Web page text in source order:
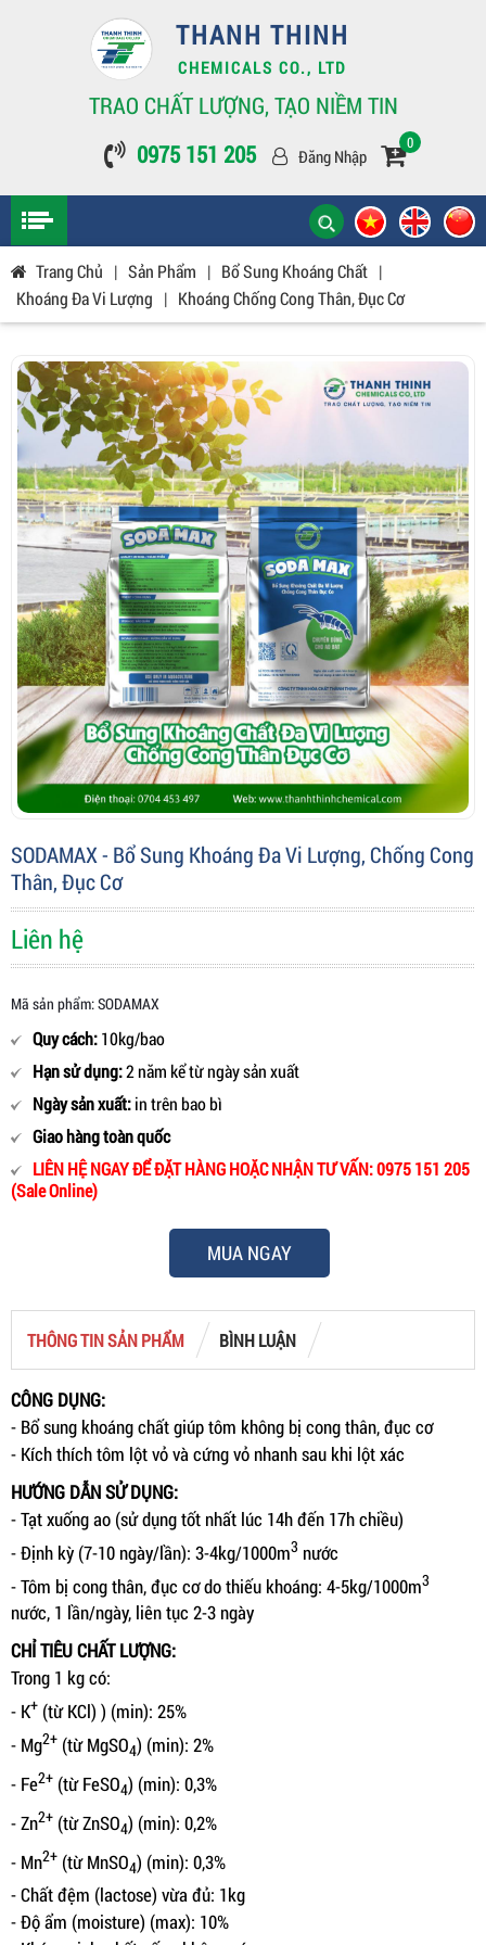
THANH THINH
CHEMICALS CO., LTD
TRAO CHẤT LƯỢNG, TẠO NIỀM TIN
0975 151 205
Đăng Nhập
0
Trang Chủ | Sản Phẩm | Bổ Sung Khoáng Chất |
Khoáng Đa Vi Lượng | Khoáng Chống Cong Thân, Đục Cơ
SODAMAX - Bổ Sung Khoáng Đa Vi Lượng, Chống Cong
Thân, Đục Cơ
Liên hệ
Mã sản phẩm: SODAMAX
Quy cách:10kg/bao
Hạn sử dụng:2 năm kể từ ngày sản xuất
Ngày sản xuất:in trên bao bì
Giao hàng toàn quốc
LIÊN HỆ NGAY ĐỂ ĐẶT HÀNG HOẶC NHẬN TƯ VẤN: 0975 151 205
(Sale Online)
MUA NGAY
THÔNG TIN SẢN PHẨM BÌNH LUẬN
CÔNG DỤNG:
- Bổ sung khoáng chất giúp tôm không bị cong thân, đục cơ
- Kích thích tôm lột vỏ và cứng vỏ nhanh sau khi lột xác
HƯỚNG DẪN SỬ DỤNG:
- Tạt xuống ao (sử dụng tốt nhất lúc 14h đến 17h chiều)
- Định kỳ (7-10 ngày/lần): 3-4kg/1000m3 nước
- Tôm bị cong thân, đục cơ do thiếu khoáng: 4-5kg/1000m3
nước, 1 lần/ngày, liên tục 2-3 ngày
CHỈ TIÊU CHẤT LƯỢNG:
Trong 1 kg có:
- K+ (từ KCl) ) (min): 25%
- Mg2+ (từ MgSO4) (min): 2%
- Fe2+ (từ FeSO4) (min): 0,3%
- Zn2+ (từ ZnSO4) (min): 0,2%
- Mn2+ (từ MnSO4) (min): 0,3%
- Chất đệm (lactose) vừa đủ: 1kg
- Độ ẩm (moisture) (max): 10%